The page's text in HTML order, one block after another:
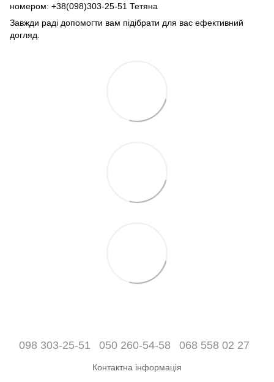
номером: +38(098)303-25-51 Тетяна
Завжди раді допомогти вам підібрати для вас ефективний
догляд.
098 303-25-51 050 260-54-58 068 558 02 27
Контактна інформація